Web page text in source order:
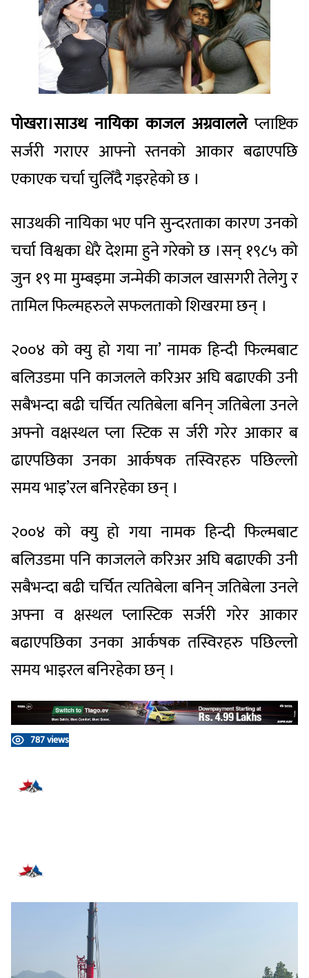
पोखरा।साउथ नायिका काजल अग्रवाललेप्लाष्टिक
सर्जरी गराएर आफ्नो स्तनको आकार बढाएपछि
एकाएक चर्चा चुलिँदै गइरहेको छ ।
साउथकी नायिका भए पनि सुन्दरताका कारण उनको
चर्चा विश्वका धेरै देशमा हुने गरेको छ ।सन् १९८५ को
जुन १९ मा मुम्बइमा जन्मेकी काजल खासगरी तेलेगु र
तामिल फिल्महरुले सफलताको शिखरमा छन् ।
२००४ को क्यु हो गया ना’ नामक हिन्दी फिल्मबाट
बलिउडमा पनि काजलले करिअर अघि बढाएकी उनी
सबैभन्दा बढी चर्चित त्यतिबेला बनिन् जतिबेला उनले
अफ्नो वक्षस्थल प्ला स्टिक स र्जरी गरेर आकार ब
ढाएपछिका उनका आर्कषक तस्विरहरु पछिल्लो
समय भाइ’रल बनिरहेका छन् ।
२००४ को क्यु हो गया नामक हिन्दी फिल्मबाट
बलिउडमा पनि काजलले करिअर अघि बढाएकी उनी
सबैभन्दा बढी चर्चित त्यतिबेला बनिन् जतिबेला उनले
अफ्ना व क्षस्थल प्लास्टिक सर्जरी गरेर आकार
बढाएपछिका उनका आर्कषक तस्विरहरु पछिल्लो
समय भाइरल बनिरहेका छन् ।
787 views